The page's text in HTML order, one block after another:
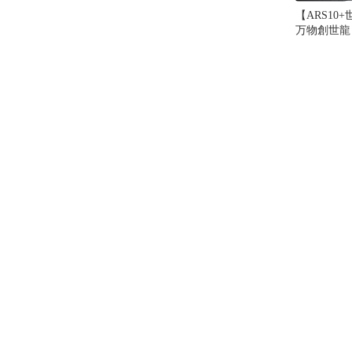
【ARS10+
万物創世